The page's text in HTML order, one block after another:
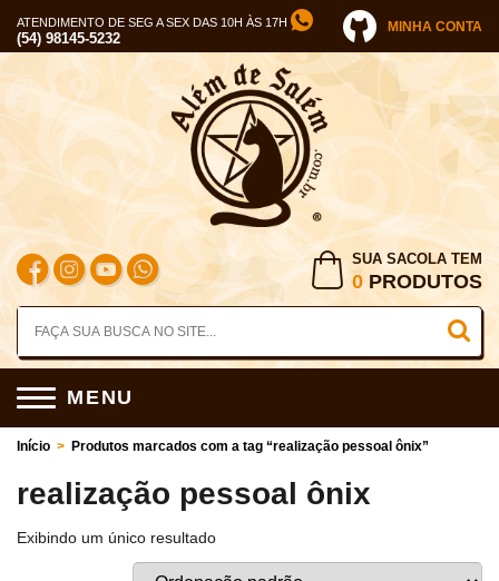
ATENDIMENTO DE SEG A SEX DAS 10H ÀS 17H
(54) 98145-5232
MINHA CONTA
SUA SACOLA TEM
0 PRODUTOS
MENU
Início > Produtos marcados com a tag “realização pessoal ônix”
realização pessoal ônix
Exibindo um único resultado